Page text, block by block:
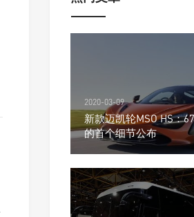
2020-03-09
新款迈凯轮MSO HS：
的首个细节公布